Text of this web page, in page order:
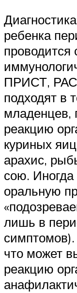
ребенка
ПРИСТ,
подходят в
младенцев,
реакцию
куриных
арахис,
сою. Иногда
оральную
лишь в
что может
реакцию